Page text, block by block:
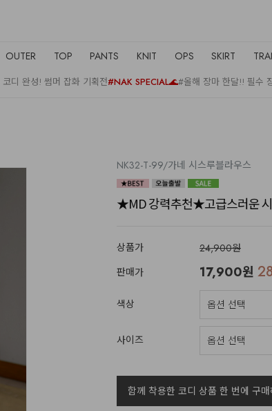
OUTER TOP PANTS KNIT OPS SKIRT
디 완성! 썸머 잡화 기획전#NAK SPECIAL🌊#올해 장마 한달!! 필수
NK32-T-99/가네 시스루블라우스
★MD 강력추천★고급스러운
상품가
24,900원
판매가
17,900원 28
색상
사이즈
함께 착용한 코디 상품 한 번에 구매